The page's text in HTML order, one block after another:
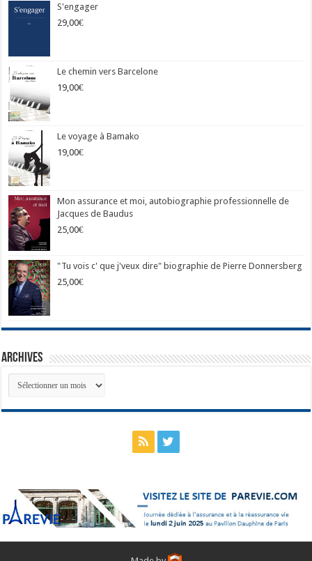
S'engager
29,00€
Le chemin vers Barcelone
19,00€
Le voyage à Bamako
19,00€
Mon assurance et moi, autobiographie professionnelle de
Jacques de Baudus
25,00€
"Tu vois c' que j'veux dire" biographie de Pierre Donnersberg
25,00€
Archives
Archives